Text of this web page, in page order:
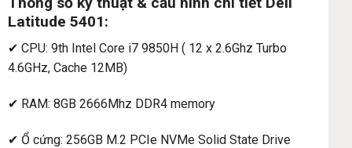
Latitude 5401:
✔ CPU: 9th Intel Core i7 9850H ( 12 x 2.6Ghz Turbo
4.6GHz, Cache 12MB)
✔ RAM: 8GB 2666Mhz DDR4 memory
✔ Ổ cứng: 256GB M.2 PCIe NVMe Solid State Drive